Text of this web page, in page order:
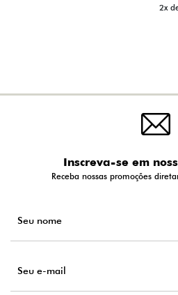
2x
Inscreva-se em
Receba nossas promoções